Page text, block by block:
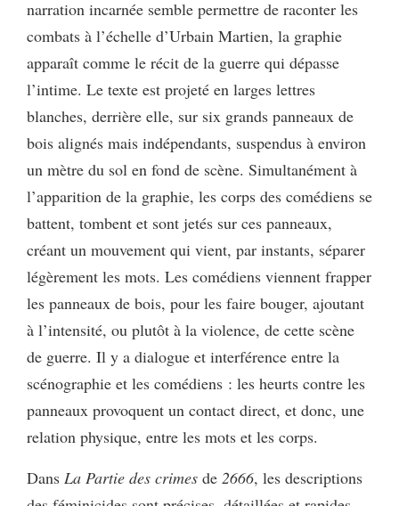
narration incarnée semble permettre de raconter les
combats à l’échelle d’Urbain Martien, la graphie
apparaît comme le récit de la guerre qui dépasse
l’intime. Le texte est projeté en larges lettres
blanches, derrière elle, sur six grands panneaux de
bois alignés mais indépendants, suspendus à environ
un mètre du sol en fond de scène. Simultanément à
l’apparition de la graphie, les corps des comédiens se
battent, tombent et sont jetés sur ces panneaux,
créant un mouvement qui vient, par instants, séparer
légèrement les mots. Les comédiens viennent frapper
les panneaux de bois, pour les faire bouger, ajoutant
à l’intensité, ou plutôt à la violence, de cette scène
de guerre. Il y a dialogue et interférence entre la
scénographie et les comédiens : les heurts contre les
panneaux provoquent un contact direct, et donc, une
relation physique, entre les mots et les corps.
Dans La Partie des crimes de 2666, les descriptions